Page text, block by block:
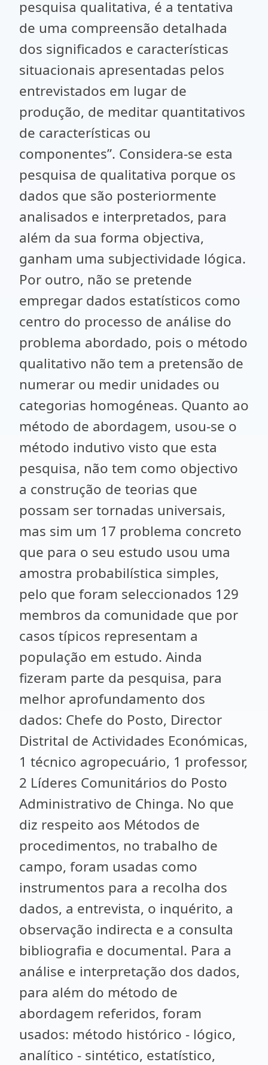
pesquisa qualitativa, é a tentativa
de uma compreensão detalhada
dos significados e características
situacionais apresentadas pelos
entrevistados em lugar de
produção, de meditar quantitativos
de características ou
componentes”. Considera-se esta
pesquisa de qualitativa porque os
dados que são posteriormente
analisados e interpretados, para
além da sua forma objectiva,
ganham uma subjectividade lógica.
Por outro, não se pretende
empregar dados estatísticos como
centro do processo de análise do
problema abordado, pois o método
qualitativo não tem a pretensão de
numerar ou medir unidades ou
categorias homogéneas. Quanto ao
método de abordagem, usou-se o
método indutivo visto que esta
pesquisa, não tem como objectivo
a construção de teorias que
possam ser tornadas universais,
mas sim um 17 problema concreto
que para o seu estudo usou uma
amostra probabilística simples,
pelo que foram seleccionados 129
membros da comunidade que por
casos típicos representam a
população em estudo. Ainda
fizeram parte da pesquisa, para
melhor aprofundamento dos
dados: Chefe do Posto, Director
Distrital de Actividades Económicas,
1 técnico agropecuário, 1 professor,
2 Líderes Comunitários do Posto
Administrativo de Chinga. No que
diz respeito aos Métodos de
procedimentos, no trabalho de
campo, foram usadas como
instrumentos para a recolha dos
dados, a entrevista, o inquérito, a
observação indirecta e a consulta
bibliografia e documental. Para a
análise e interpretação dos dados,
para além do método de
abordagem referidos, foram
usados: método histórico - lógico,
analítico - sintético, estatístico,